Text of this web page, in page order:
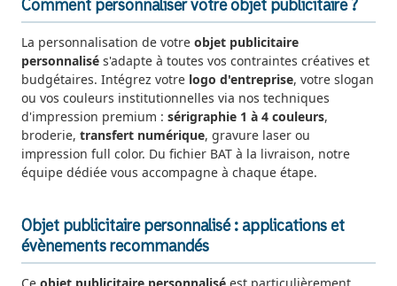
Comment personnaliser votre objet publicitaire ?
La personnalisation de votre objet publicitaire
personnalisé s'adapte à toutes vos contraintes créatives et
budgétaires. Intégrez votre logo d'entreprise, votre slogan
ou vos couleurs institutionnelles via nos techniques
d'impression premium : sérigraphie 1 à 4 couleurs,
broderie, transfert numérique, gravure laser ou
impression full color. Du fichier BAT à la livraison, notre
équipe dédiée vous accompagne à chaque étape.
Objet publicitaire personnalisé : applications et
évènements recommandés